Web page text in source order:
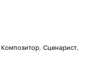
Композитор, Сценарист,